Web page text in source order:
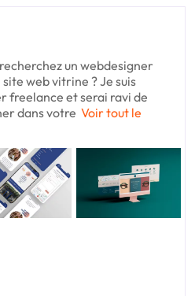
un webdesigner
web vitrine ? Je suis
freelance et serai ravi de
dans votre Voir tout le